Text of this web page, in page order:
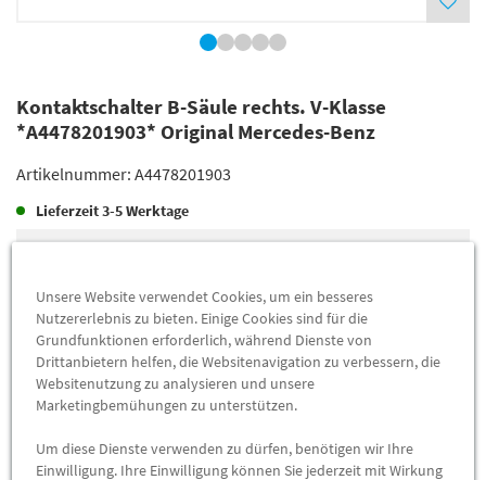
Kontaktschalter B-Säule rechts. V-Klasse
*A4478201903* Original Mercedes-Benz
Artikelnummer: A4478201903
Lieferzeit3-5 Werktage
Preis inkl.
MwSt.
Versandkostenfrei
Abholung
Preis inkl.19%MwSt.
Unsere Website verwendet Cookies, um ein besseres
Nutzererlebnis zu bieten. Einige Cookies sind für die
Grundfunktionen erforderlich, während Dienste von
Drittanbietern helfen, die Websitenavigation zu verbessern, die
Websitenutzung zu analysieren und unsere
Marketingbemühungen zu unterstützen.
Um diese Dienste verwenden zu dürfen, benötigen wir Ihre
Einwilligung. Ihre Einwilligung können Sie jederzeit mit Wirkung